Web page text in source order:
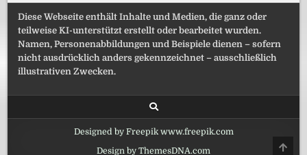
Diese Webseite enthält Inhalte und Medien, die ganz oder
teilweise KI-unterstützt erstellt oder bearbeitet wurden.
Namen, Personenabbildungen und Beispiele dienen – sofern
nicht ausdrücklich anders gekennzeichnet – ausschließlich
illustrativen Zwecken.
Designed by Freepik www.freepik.com
Design by ThemesDNA.com